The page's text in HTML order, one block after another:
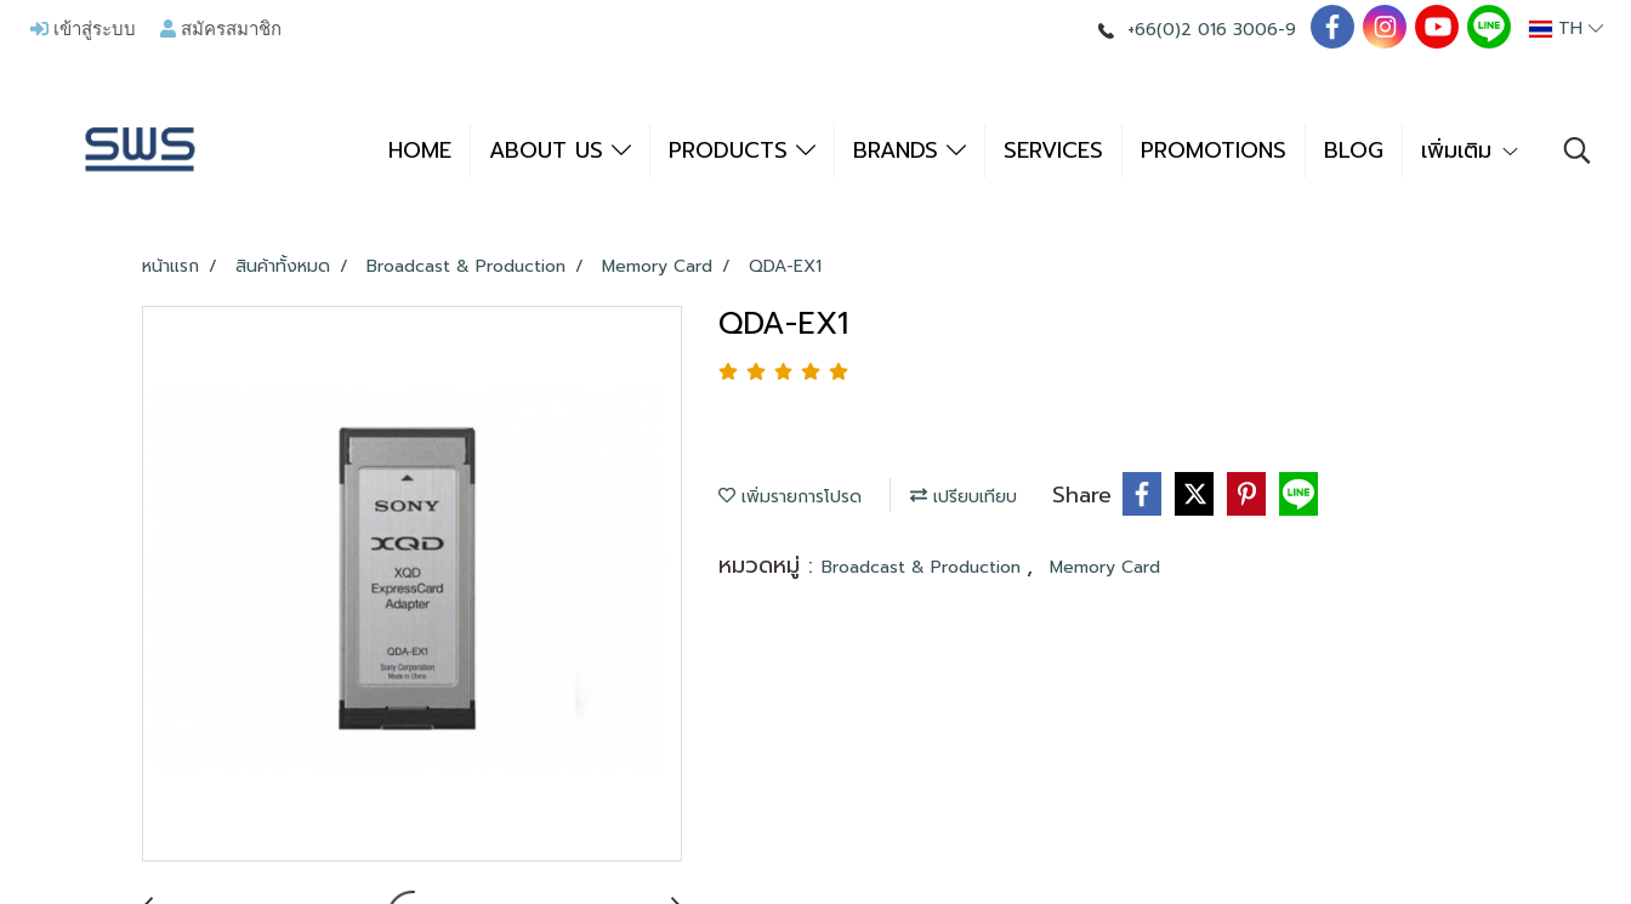
เข้าสู่ระบบ สมัครสมาชิก +66(0)2 016 3006-9 TH
HOME ABOUT US PRODUCTS BRANDS SERVICES PROMOTIONS BLOG เพิ่มเติม
หน้าแรก สินค้าทั้งหมด Broadcast & Production Memory Card QDA-EX1
QDA-EX1
เพิ่มรายการโปรด เปรียบเทียบ Share
หมวดหมู่ : Broadcast & Production , Memory Card